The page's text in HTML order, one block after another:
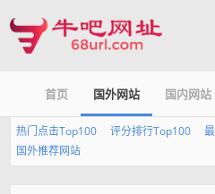
首页 国外网站 国内网站
热门点击Top100 评分排行Top100
国外推荐网站